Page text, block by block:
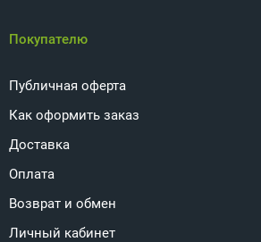
Покупателю
Публичная оферта
Как оформить заказ
Доставка
Оплата
Возврат и обмен
Личный кабинет